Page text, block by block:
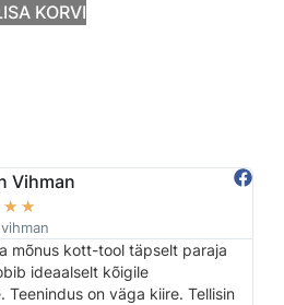
KORVI
Vihman
☆ ☆
mõnus kott-tool täpselt paraja
ideaalselt kõigile
Teenindus on väga kiire. Tellisin